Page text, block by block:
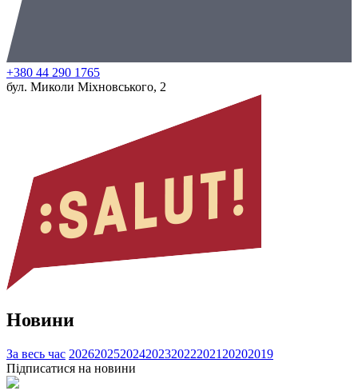
+380 44 290 1765
бул. Миколи Міхновського, 2
Новини
За весь час 202620252024202320222021 20202019
Підписатися на новини